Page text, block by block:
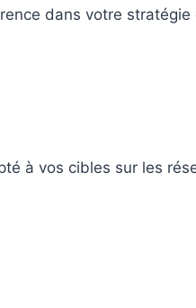
dans votre
à vos cibles sur les